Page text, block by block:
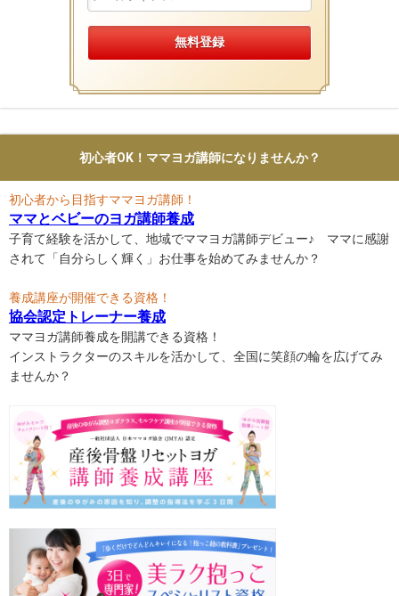
初心者OK！ママヨガ講師になりませんか？
初心者から目指すママヨガ講師！
ママとベビーのヨガ講師養成
子育て経験を活かして、地域でママヨガ講師デビュー♪ ママに感謝
されて「自分らしく輝く」お仕事を始めてみませんか？
養成講座が開催できる資格！
協会認定トレーナー養成
ママヨガ講師養成を開講できる資格！
インストラクターのスキルを活かして、全国に笑顔の輪を広げてみ
ませんか？